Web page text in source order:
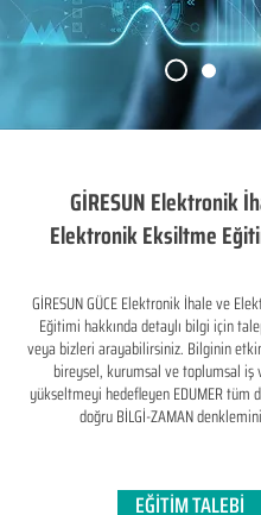
GİRESUN Elektronik
Elektronik Eksiltme
GİRESUN GÜCE Elektronik İhale ve
Eğitimi hakkında detaylı bilgi için
veya bizleri arayabilirsiniz. Bilginin
bireysel, kurumsal ve toplumsal
yükseltmeyi hedefleyen​ EDUMER tüm
doğru BİLGİ-ZAMAN
EĞİTİM TALEBİ